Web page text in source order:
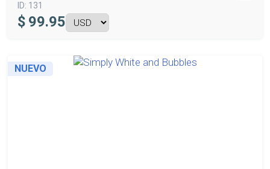
ID: 131
$ 99.95
NUEVO